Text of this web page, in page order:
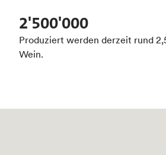
2'500'000
Produziert werden derzeit rund
Wein.